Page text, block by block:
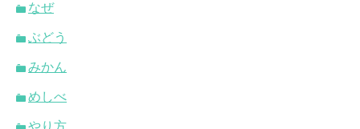
なぜ
ぶどう
みかん
めしべ